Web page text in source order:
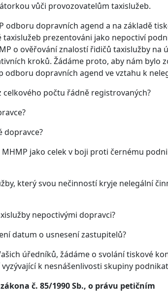
vůči provozovatelům taxislužeb.
dopravních agend a na základě
taxislužeb prezentováni jako nepoctiví
o ověřování znalostí řidičů taxislužby na
kroků. Žádáme proto, aby nám bylo
dopravních agend ve vztahu k
počtu řádně registrovaných?
dopravce?
jako celek v boji proti černému
který svou nečinností kryje nelegální
nepoctivými dopravci?
datum o usnesení zastupitelů?
úředníků, žádáme o svolání tiskové
k nesnášenlivosti skupiny
č. 85/1990 Sb., o právu petičním